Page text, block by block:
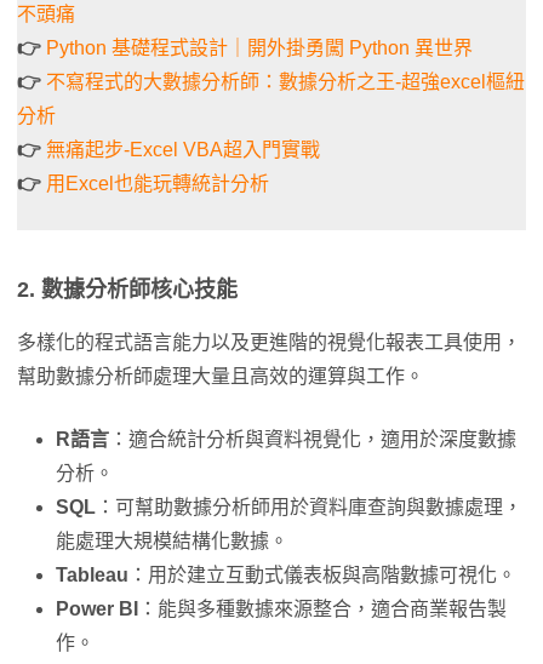
不頭痛
👉 Python 基礎程式設計｜開外掛勇闖 Python 異世界​
👉 不寫程式的大數據分析師：數據分析之王-超強excel樞紐
分析
👉 無痛起步-Excel VBA超入門實戰​
👉 用Excel也能玩轉統計分析​
2. 數據分析師核心技能
多樣化的程式語言能力以及更進階的視覺化報表工具使用，
幫助數據分析師處理大量且高效的運算與工作。
R語言 ：適合統計分析與資料視覺化，適用於深度數據
分析。
SQL ：可幫助數據分析師用於資料庫查詢與數據處理，
能處理大規模結構化數據。
Tableau ：用於建立互動式儀表板與高階數據可視化。
Power BI
：能與多種數據來源整合，適合商業報告製
作。